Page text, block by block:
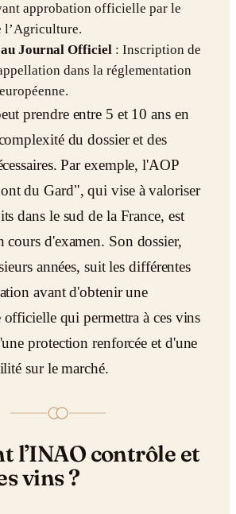
approbation officielle par le
l’Agriculture.
Journal Officiel : Inscription de
dans la réglementation
prendre entre 5 et 10 ans en
du dossier et des
Par exemple, l'AOP
du Gard", qui vise à valoriser
dans le sud de la France, est
cours d'examen. Son dossier,
années, suit les différentes
avant d'obtenir une
officielle qui permettra à ces vins
protection renforcée et d'une
sur le marché.
l’INAO contrôle et
vins ?